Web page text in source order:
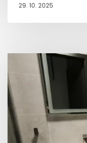
29. 10. 2025